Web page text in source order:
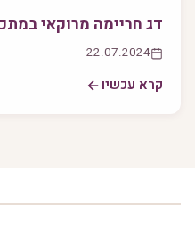
דג חריימה מרוקאי
22.07.2024
קרא עכשיו